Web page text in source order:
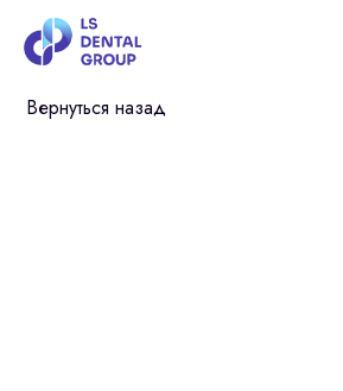
Вернуться назад